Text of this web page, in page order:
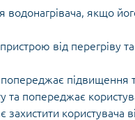
водонагрівача, якщо
від перегріву
попереджає
та попереджає
користувача